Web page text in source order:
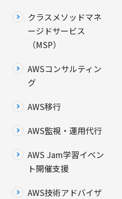
クラスメソッドマネ
ージドサービス
（MSP）
AWSコンサルティン
グ
AWS移行
AWS監視・運用代行
AWS Jam学習イベン
ト開催支援
AWS技術アドバイザ